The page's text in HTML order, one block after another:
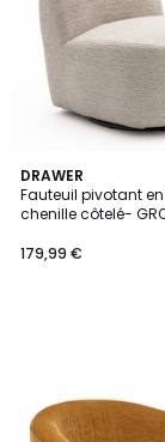
DRAWER
Fauteuil pivotant
chenille côtelé-
179,99 €